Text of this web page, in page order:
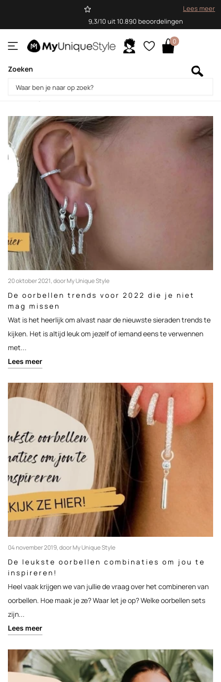
9,3/10 uit 10.890 beoordelingen
Lees meer
Zoeken
0
Homepage
Blog
20 oktober 2021, door My Unique Style
De oorbellen trends voor 2022 die je niet
mag missen
Wat is het heerlijk om alvast naar de nieuwste sieraden trends te
kijken. Het is altijd leuk om jezelf of iemand eens te verwennen
met...
Lees meer
04 november 2019, door My Unique Style
De leukste oorbellen combinaties om jou te
inspireren!
Heel vaak krijgen we van jullie de vraag over het combineren van
oorbellen. Hoe maak je ze? Waar let je op? Welke oorbellen sets
zijn...
Lees meer